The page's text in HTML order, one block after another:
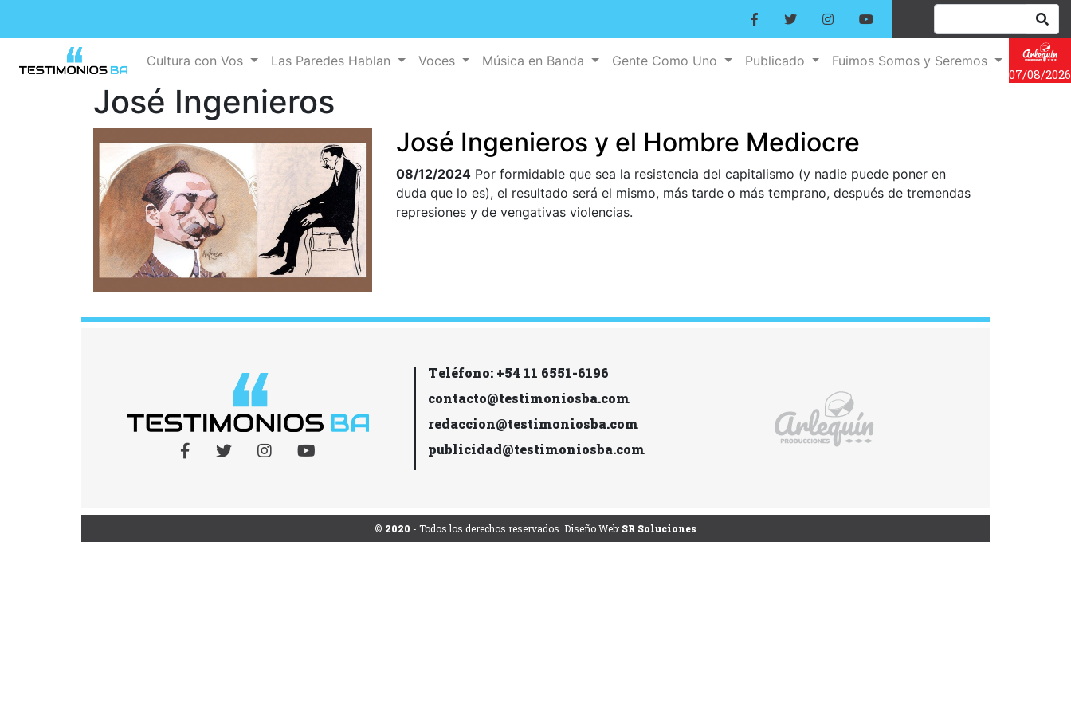
Cultura con Vos Las Paredes Hablan Voces Música en Banda Gente Como Uno Publicado
Fuimos Somos y Seremos
07/08/2026
José Ingenieros
José Ingenieros y el Hombre Mediocre
08/12/2024 Por formidable que sea la resistencia del capitalismo (y nadie puede poner en
duda que lo es), el resultado será el mismo, más tarde o más temprano, después de tremendas
represiones y de vengativas violencias.
Teléfono: +54 11 6551-6196
contacto@testimoniosba.com
redaccion@testimoniosba.com
publicidad@testimoniosba.com
© 2020 - Todos los derechos reservados. Diseño Web: SR Soluciones